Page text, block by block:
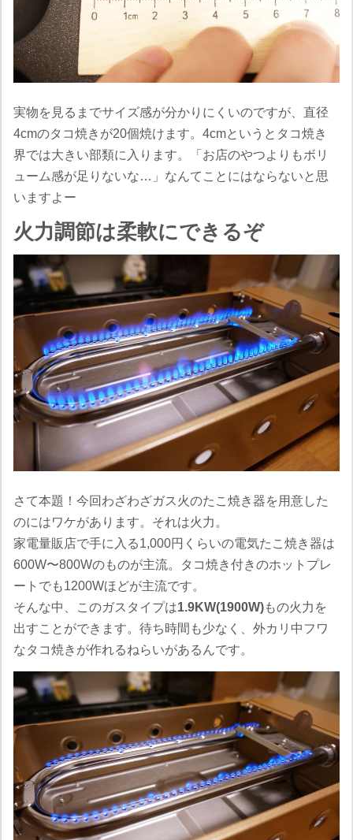
実物を見るまでサイズ感が分かりにくいのですが、直径
4cmのタコ焼きが20個焼けます。4cmというとタコ焼き
界では大きい部類に入ります。「お店のやつよりもボリ
ューム感が足りないな…」なんてことにはならないと思
いますよー
火力調節は柔軟にできるぞ
さて本題！今回わざわざガス火のたこ焼き器を用意した
のにはワケがあります。それは火力。
家電量販店で手に入る1,000円くらいの電気たこ焼き器は
600W〜800Wのものが主流。タコ焼き付きのホットプレ
ートでも1200Wほどが主流です。
そんな中、このガスタイプは1.9KW(1900W)もの火力を
出すことができます。待ち時間も少なく、外カリ中フワ
なタコ焼きが作れるねらいがあるんです。